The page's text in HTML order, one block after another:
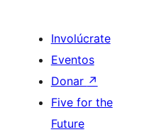
Involúcrate
Eventos
Donar ↗
Five for the
Future